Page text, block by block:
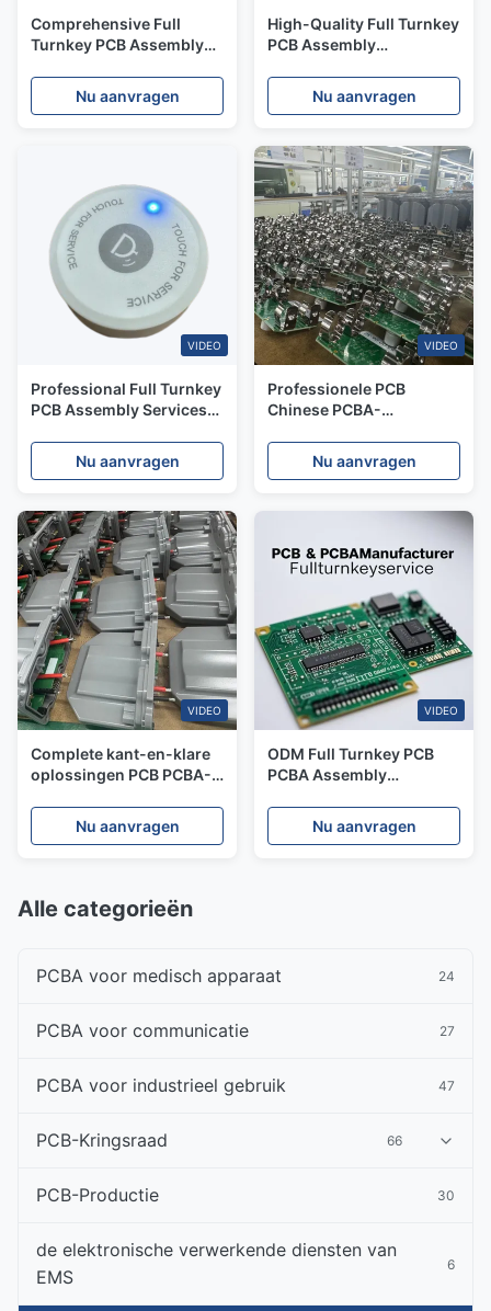
Comprehensive Full
Turnkey PCB Assembly
Fabrication to Final
Testing
Nu aanvragen
High-Quality Full Turnkey
PCB Assembly
PCB & PCBA Solutions
Nu aanvragen
VIDEO
Professional Full Turnkey
PCB Assembly Services
Prototype To Production
Nu aanvragen
VIDEO
Professionele PCB
Chinese PCBA-
turnkey-oplossingen met
ISO14001-certificering
Nu aanvragen
VIDEO
Complete kant-en-klare
oplossingen PCB PCBA-
röntgeninspectie
inbegrepen
Nu aanvragen
VIDEO
ODM Full Turnkey PCB
PCBA Assembly
Manufacturing Fabricatie
Nu aanvragen
Alle categorieën
PCBA voor medisch apparaat 24
PCBA voor communicatie 27
PCBA voor industrieel gebruik 47
PCB-Kringsraad 66
PCB-Productie 30
de elektronische verwerkende diensten van
EMS
6